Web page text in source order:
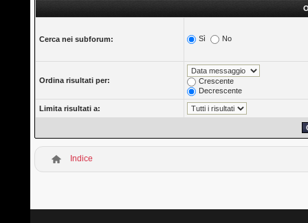
Cerca nei subforum: Sì No
Ordina risultati per:
Crescente
Decrescente
Limita risultati a:
Indice